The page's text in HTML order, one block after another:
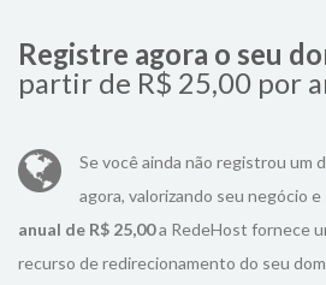
Registre agora o seu
partir de R$ 25,00 por
Se você ainda não registrou um
agora, valorizando seu negócio e
anual de R$ 25,00a RedeHost fornece
recurso de redirecionamento do seu